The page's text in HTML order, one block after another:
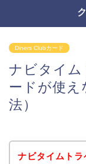
Diners Clubカード
ナビタイ
ードが使え
法）
ナビタイムト